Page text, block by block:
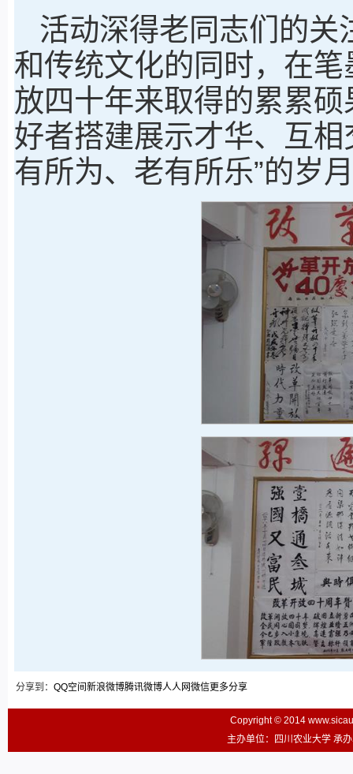
活动深得老同志们的关
和传统文化的同时，在
放四十年来取得的累累
好者搭建展示才华、互
有所为、老有所乐”的岁
分享到： QQ空间 新浪微博腾讯微博人人网微信更多分享
Copyright © 2014
主办单位：四川农业大学 承